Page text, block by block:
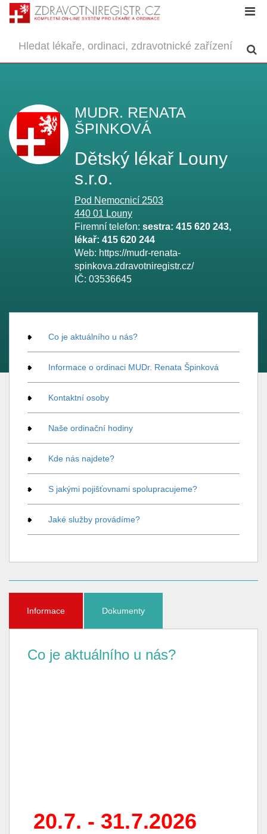
MUDR. RENATA
ŠPINKOVÁ
Dětský lékař Louny
s.r.o.
Pod Nemocnicí 2503
440 01 Louny
Firemní telefon: sestra: 415 620 243,
lékař: 415 620 244
Web: https://mudr-renata-
spinkova.zdravotniregistr.cz/
IČ: 03536645
Co je aktuálního u nás?
Informace o ordinaci MUDr. Renata Špinková
Kontaktní osoby
Naše ordinační hodiny
Kde nás najdete?
S jakými pojišťovnami spolupracujeme?
Jaké služby provádíme?
Informace Dokumenty
Co je aktuálního u nás?
20.7. - 31.7.2026